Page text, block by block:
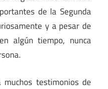
de la Segunda
y a pesar de
algún tiempo, nunca
testimonios de